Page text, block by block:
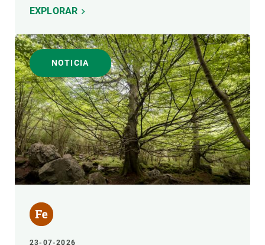
EXPLORAR
NOTICIA
23-07-2026